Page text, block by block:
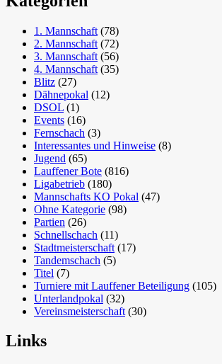
1. Mannschaft (78)
2. Mannschaft (72)
3. Mannschaft (56)
4. Mannschaft (35)
Blitz (27)
Dähnepokal (12)
DSOL (1)
Events (16)
Fernschach (3)
Interessantes und Hinweise (8)
Jugend (65)
Lauffener Bote (816)
Ligabetrieb (180)
Mannschafts KO Pokal (47)
Ohne Kategorie (98)
Partien (26)
Schnellschach (11)
Stadtmeisterschaft (17)
Tandemschach (5)
Titel (7)
Turniere mit Lauffener Beteiligung (105)
Unterlandpokal (32)
Vereinsmeisterschaft (30)
Links